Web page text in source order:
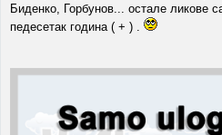
Биденко, Горбунов... остале ликове
педесетак година ( + ) .